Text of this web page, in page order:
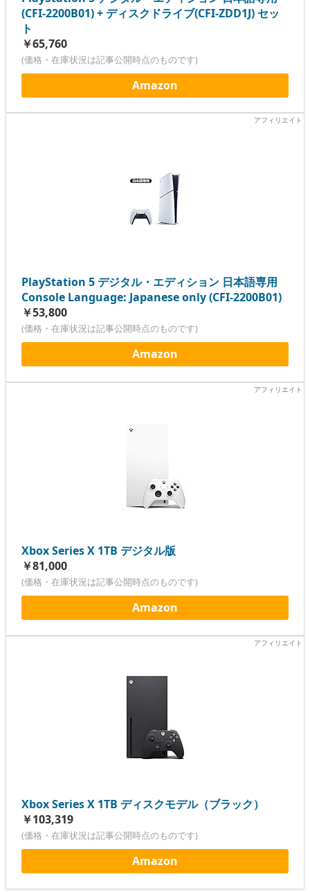
(CFI-2200B01) + ディスクドライブ(CFI-ZDD1J) セッ
ト
￥65,760
(価格・在庫状況は記事公開時点のものです)
Amazon
PlayStation 5 デジタル・エディション 日本語専用
Console Language: Japanese only (CFI-2200B01)
￥53,800
(価格・在庫状況は記事公開時点のものです)
Amazon
Xbox Series X 1TB デジタル版
￥81,000
(価格・在庫状況は記事公開時点のものです)
Amazon
Xbox Series X 1TB ディスクモデル（ブラック）
￥103,319
(価格・在庫状況は記事公開時点のものです)
Amazon